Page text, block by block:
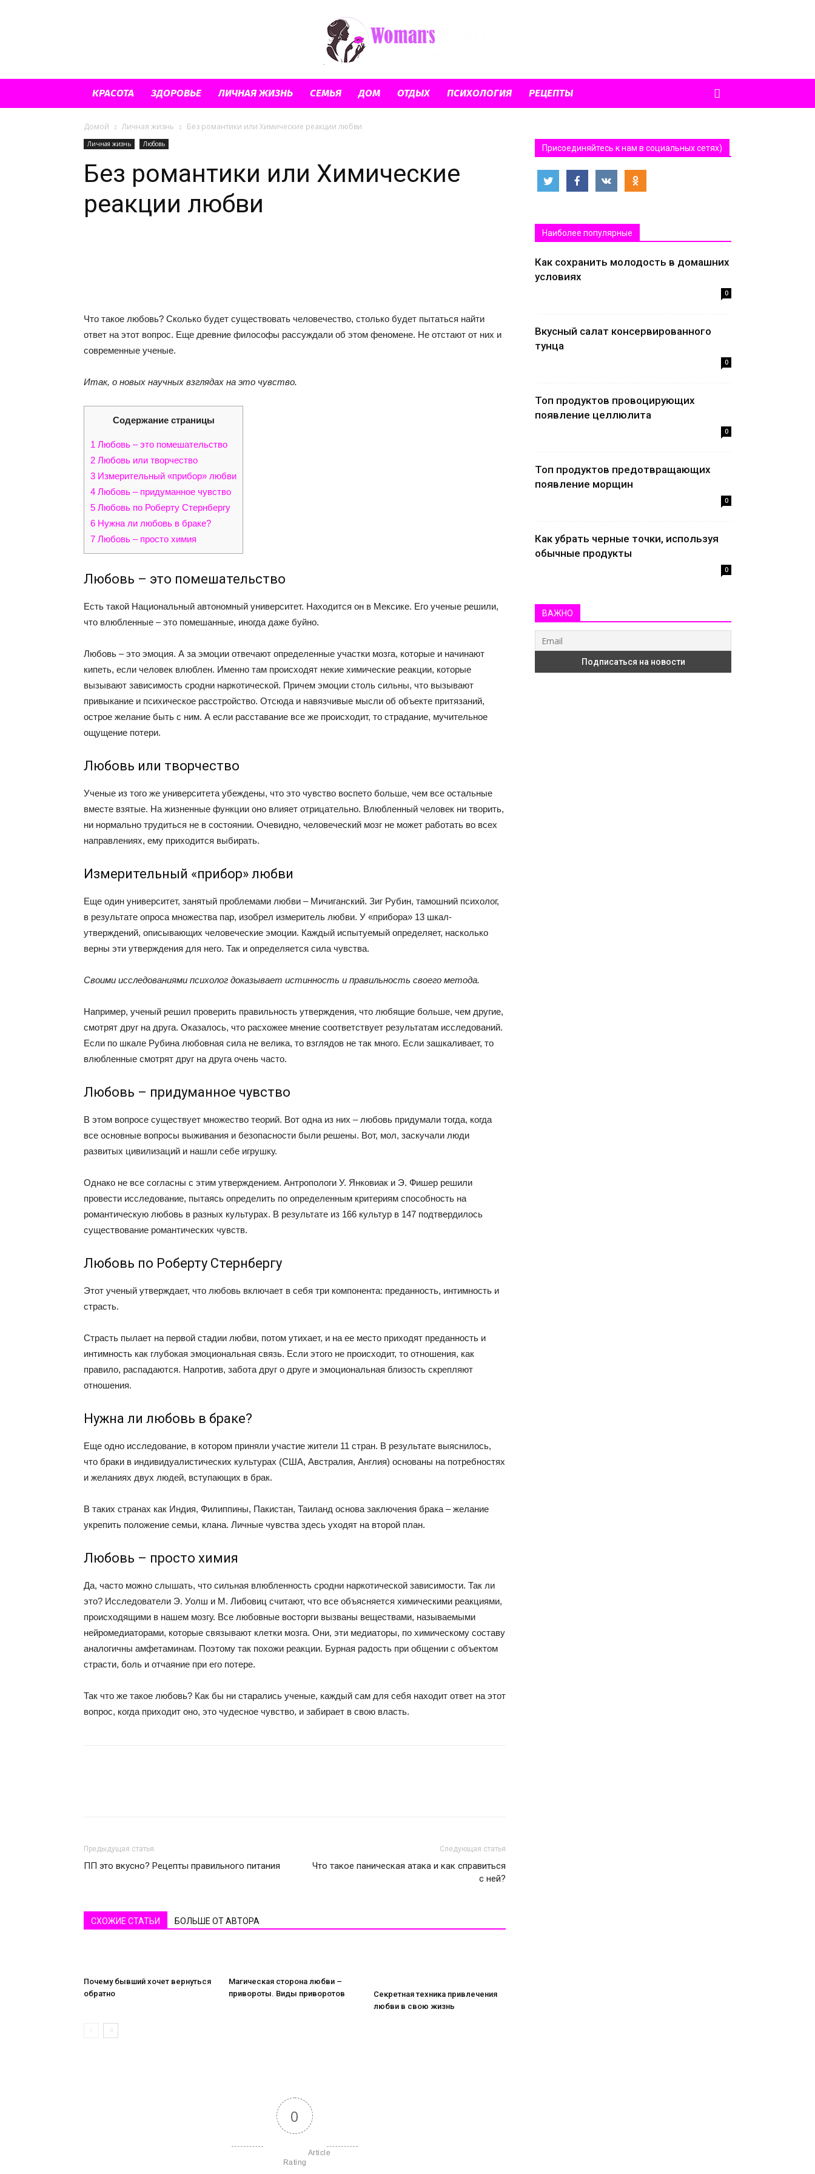
женщин
КРАСОТА ЗДОРОВЬЕ ЛИЧНАЯ ЖИЗНЬ СЕМЬЯ ДОМ ОТДЫХ ПСИХОЛОГИЯ РЕЦЕПТЫ
Домой Личная жизнь Без романтики или Химические реакции любви
Личная жизнь Любовь
Без романтики или Химические
реакции любви
Что такое любовь? Сколько будет существовать человечество, столько будет пытаться найти
ответ на этот вопрос. Еще древние философы рассуждали об этом феномене. Не отстают от них и
современные ученые.
Итак, о новых научных взглядах на это чувство.
Содержание страницы
1 Любовь – это помешательство
2 Любовь или творчество
3 Измерительный «прибор» любви
4 Любовь – придуманное чувство
5 Любовь по Роберту Стернбергу
6 Нужна ли любовь в браке?
7 Любовь – просто химия
Любовь – это помешательство
Есть такой Национальный автономный университет. Находится он в Мексике. Его ученые решили,
что влюбленные – это помешанные, иногда даже буйно.
Любовь – это эмоция. А за эмоции отвечают определенные участки мозга, которые и начинают
кипеть, если человек влюблен. Именно там происходят некие химические реакции, которые
вызывают зависимость сродни наркотической. Причем эмоции столь сильны, что вызывают
привыкание и психическое расстройство. Отсюда и навязчивые мысли об объекте притязаний,
острое желание быть с ним. А если расставание все же происходит, то страдание, мучительное
ощущение потери.
Любовь или творчество
Ученые из того же университета убеждены, что это чувство воспето больше, чем все остальные
вместе взятые. На жизненные функции оно влияет отрицательно. Влюбленный человек ни творить,
ни нормально трудиться не в состоянии. Очевидно, человеческий мозг не может работать во всех
направлениях, ему приходится выбирать.
Измерительный «прибор» любви
Еще один университет, занятый проблемами любви – Мичиганский. Зиг Рубин, тамошний психолог,
в результате опроса множества пар, изобрел измеритель любви. У «прибора» 13 шкал-
утверждений, описывающих человеческие эмоции. Каждый испытуемый определяет, насколько
верны эти утверждения для него. Так и определяется сила чувства.
Своими исследованиями психолог доказывает истинность и правильность своего метода.
Например, ученый решил проверить правильность утверждения, что любящие больше, чем другие,
смотрят друг на друга. Оказалось, что расхожее мнение соответствует результатам исследований.
Если по шкале Рубина любовная сила не велика, то взглядов не так много. Если зашкаливает, то
влюбленные смотрят друг на друга очень часто.
Любовь – придуманное чувство
В этом вопросе существует множество теорий. Вот одна из них – любовь придумали тогда, когда
все основные вопросы выживания и безопасности были решены. Вот, мол, заскучали люди
развитых цивилизаций и нашли себе игрушку.
Однако не все согласны с этим утверждением. Антропологи У. Янковиак и Э. Фишер решили
провести исследование, пытаясь определить по определенным критериям способность на
романтическую любовь в разных культурах. В результате из 166 культур в 147 подтвердилось
существование романтических чувств.
Любовь по Роберту Стернбергу
Этот ученый утверждает, что любовь включает в себя три компонента: преданность, интимность и
страсть.
Страсть пылает на первой стадии любви, потом утихает, и на ее место приходят преданность и
интимность как глубокая эмоциональная связь. Если этого не происходит, то отношения, как
правило, распадаются. Напротив, забота друг о друге и эмоциональная близость скрепляют
отношения.
Нужна ли любовь в браке?
Еще одно исследование, в котором приняли участие жители 11 стран. В результате выяснилось,
что браки в индивидуалистических культурах (США, Австралия, Англия) основаны на потребностях
и желаниях двух людей, вступающих в брак.
В таких странах как Индия, Филиппины, Пакистан, Таиланд основа заключения брака – желание
укрепить положение семьи, клана. Личные чувства здесь уходят на второй план.
Любовь – просто химия
Да, часто можно слышать, что сильная влюбленность сродни наркотической зависимости. Так ли
это? Исследователи Э. Уолш и М. Либовиц считают, что все объясняется химическими реакциями,
происходящими в нашем мозгу. Все любовные восторги вызваны веществами, называемыми
нейромедиаторами, которые связывают клетки мозга. Они, эти медиаторы, по химическому составу
аналогичны амфетаминам. Поэтому так похожи реакции. Бурная радость при общении с объектом
страсти, боль и отчаяние при его потере.
Так что же такое любовь? Как бы ни старались ученые, каждый сам для себя находит ответ на этот
вопрос, когда приходит оно, это чудесное чувство, и забирает в свою власть.
Предыдущая статья
ПП это вкусно? Рецепты правильного питания
Следующая статья
Что такое паническая атака и как справиться
с ней?
СХОЖИЕ СТАТЬИ БОЛЬШЕ ОТ АВТОРА
Почему бывший хочет вернуться
обратно
Магическая сторона любви –
привороты. Виды приворотов
Секретная техника привлечения
любви в свою жизнь
0
Rating
Присоединяйтесь к нам в социальных сетях)
Наиболее популярные
Как сохранить молодость в домашних
условиях
0
Вкусный салат консервированного
тунца
0
Топ продуктов провоцирующих
появление целлюлита
0
Топ продуктов предотвращающих
появление морщин
0
Как убрать черные точки, используя
обычные продукты
0
ВАЖНО